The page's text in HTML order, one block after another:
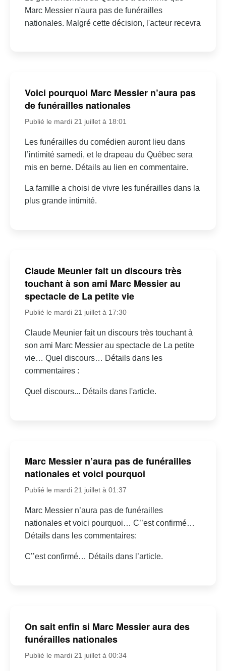
Marc Messier n'aura pas de funérailles
nationales. Malgré cette décision, l'acteur recevra
Voici pourquoi Marc Messier n’aura pas
de funérailles nationales
Publié le mardi 21 juillet à 18:01
Les funérailles du comédien auront lieu dans
l’intimité samedi, et le drapeau du Québec sera
mis en berne. Détails au lien en commentaire.
La famille a choisi de vivre les funérailles dans la
plus grande intimité.
Claude Meunier fait un discours très
touchant à son ami Marc Messier au
spectacle de La petite vie
Publié le mardi 21 juillet à 17:30
Claude Meunier fait un discours très touchant à
son ami Marc Messier au spectacle de La petite
vie… Quel discours… Détails dans les
commentaires :
Quel discours... Détails dans l'article.
Marc Messier n’aura pas de funérailles
nationales et voici pourquoi
Publié le mardi 21 juillet à 01:37
Marc Messier n’aura pas de funérailles
nationales et voici pourquoi… C’’est confirmé…
Détails dans les commentaires:
C’’est confirmé… Détails dans l’article.
On sait enfin si Marc Messier aura des
funérailles nationales
Publié le mardi 21 juillet à 00:34